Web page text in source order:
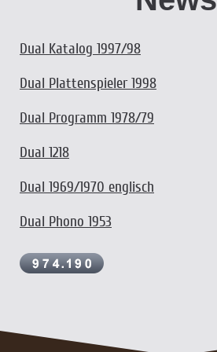
Dual Katalog 1997/98
Dual Plattenspieler 1998
Dual Programm 1978/79
Dual 1218
Dual 1969/1970 englisch
Dual Phono 1953